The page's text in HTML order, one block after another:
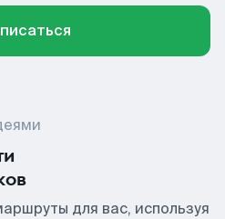
для вас, используя